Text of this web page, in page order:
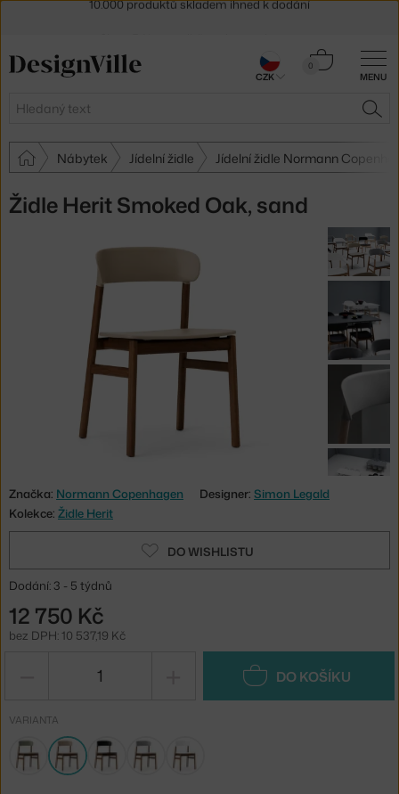
MENU
Hledat
0
Košík
Nábytek Jídelní židle Jídelní židle Normann
Židle Herit Smoked Oak, sand
Značka: Normann Copenhagen Designer: Simon Legald
Kolekce: Židle Herit
DO WISHLISTU
Dodání: 3 - 5 týdnů
12 750 Kč
bez DPH: 10 537,19 Kč
DO KOŠÍKU
VARIANTA
30 dní na vrácení zboží
CZK